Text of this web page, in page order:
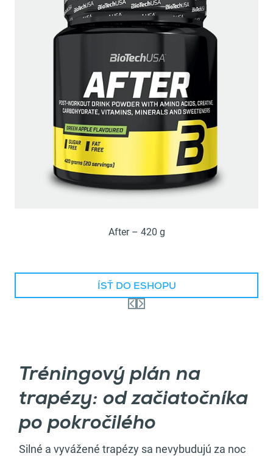
After – 420 g
ÍSŤ DO ESHOPU
Tréningový plán na
trapézy: od začiatočníka
po pokročilého
Silné a vyvážené trapézy sa nevybudujú za noc